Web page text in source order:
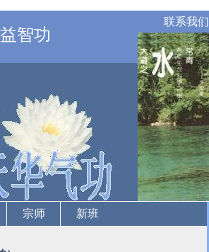
智功
联系我们
宗师 新班